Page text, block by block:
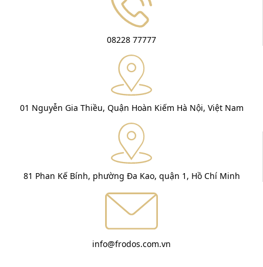
08228 77777
01 Nguyễn Gia Thiều, Quận Hoàn Kiếm Hà Nội, Việt Nam
81 Phan Kế Bính, phường Đa Kao, quận 1, Hồ Chí Minh
info@frodos.com.vn